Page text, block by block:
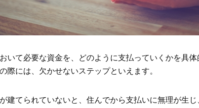
いて必要な資金を、どのように支払っていくかを具体
際には、欠かせないステップといえます。
建てられていないと、住んでから支払いに無理が生じ